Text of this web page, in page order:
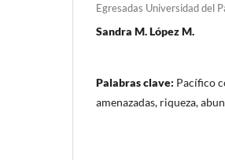
Egresadas Universidad del
Sandra M. López M.
Palabras clave: Pacífico
amenazadas, riqueza,